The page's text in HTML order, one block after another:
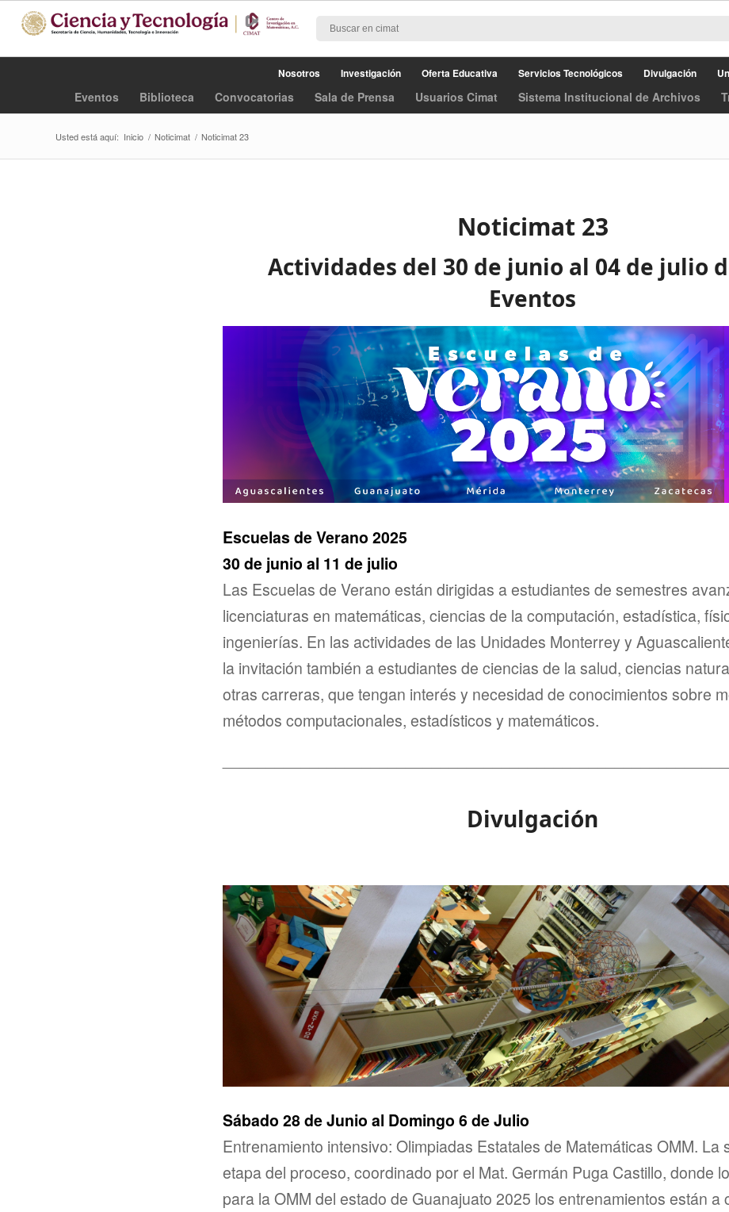
Nosotros Investigación Oferta Educativa Servicios Tecnológicos Divulgación
Eventos Biblioteca Convocatorias Sala de Prensa Usuarios Cimat Sistema Institucional de Archivos
Usted está aquí: Inicio / Noticimat / Noticimat 23
Noticimat 23
Actividades del 30 de junio al 04 de julio
Eventos
Escuelas de Verano 2025
30 de junio al 11 de julio
Las Escuelas de Verano están dirigidas a estudiantes de semestres
licenciaturas en matemáticas, ciencias de la computación, estadística,
ingenierías. En las actividades de las Unidades Monterrey y
la invitación también a estudiantes de ciencias de la salud, ciencias
otras carreras, que tengan interés y necesidad de conocimientos sobre
métodos computacionales, estadísticos y matemáticos.
Divulgación
Sábado 28 de Junio al Domingo 6 de Julio
Entrenamiento intensivo: Olimpiadas Estatales de Matemáticas OMM. La
etapa del proceso, coordinado por el Mat. Germán Puga Castillo, donde
para la OMM del estado de Guanajuato 2025 los entrenamientos están a